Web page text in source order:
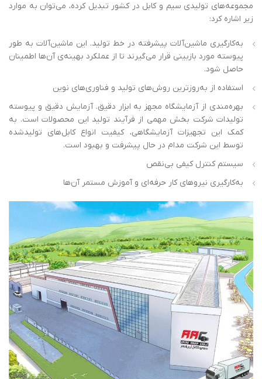
مجموعه‌های تولیدی سیم و کابل در کشور تبدیل کرده، می‌توان به موارد
زیر اشاره کرد:
به‌کارگیری ماشین‌آلات پیشرفته در خط تولید. این ماشین‌آلات به ‌طور
پیوسته مورد بازبینی قرار می‌گیرند تا از عملکرد بهینه‌ی آن‌ها اطمینان
حاصل شود.
استفاده از به‌روزترین روش‌های تولید و فناوری‌های نوین
بهره‌مندی از آزمایشگاه مجهز به ابزار دقیق. آزمایش دقیق و پیوسته‌
تولیدات شرکت بخش مهمی از فرآیند تولید این محصولات است. به
کمک این تجهیزات آزمایشگاهی، کیفیت انواع کابل‌های تولیدشده
توسط این شرکت مدام در حال پیشرفت و بهبود است.
سیستم کنترل کیفی بی‌نقص
به‌کارگیری نیروهای کار حرفه‌ای و آموزش مستمر آن‌ها